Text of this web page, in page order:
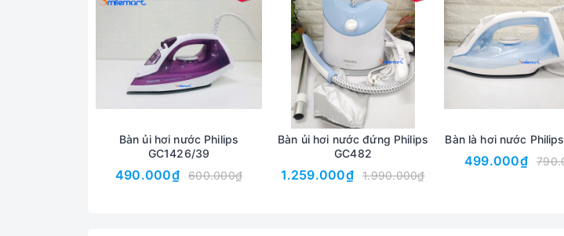
Mô Tả Sản Phẩm
Bàn ủi hơi nước phiên bản dễ dàng mang theo khi đi du lịch, đi công tác mà không
- Bình chứa nước của bàn ủi có dung tích lớn 300ML, cung cấp lượng hơi nước sử
- Bàn ủi có bình chứa nước lớn trong suốt, chống rò rỉ ở mọi góc độ.
- Bàn ủi LBD528W tạo hơi nước nhanh trong 30S, khởi động một nút, công suất mạnh
- Bình chứa nước riêng biệt, dễ tháo lắp và thông thoáng
Bàn ủi hơi nước Philips
GC1426/39
490.000₫ 600.000₫
Bàn ủi hơi nước đứng Philips
GC482
1.259.000₫ 1.990.000₫
Bàn là hơi nước
499.000₫